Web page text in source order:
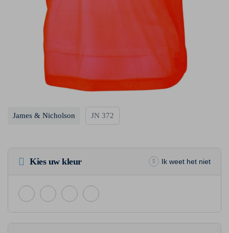
James & Nicholson JN 372
Kies uw kleur Ik weet het niet